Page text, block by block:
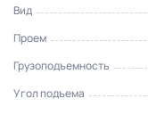
Вид
Проем
Грузоподъемность
Угол подъема